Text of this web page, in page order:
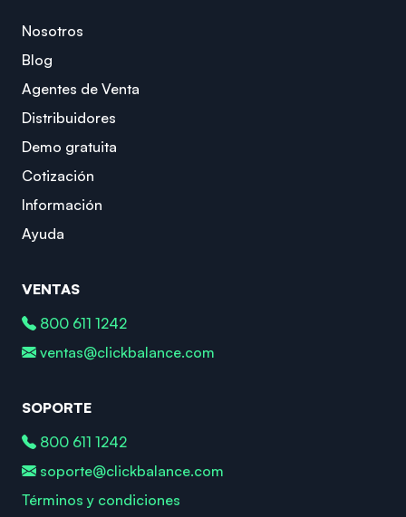
Nosotros
Blog
Agentes de Venta
Distribuidores
Demo gratuita
Cotización
Información
Ayuda
VENTAS
800 611 1242
ventas@clickbalance.com
SOPORTE
800 611 1242
soporte@clickbalance.com
Términos y condiciones